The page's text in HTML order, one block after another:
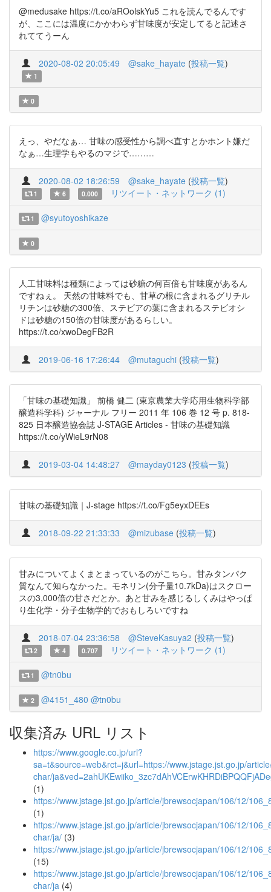
@medusake https://t.co/aROolskYu5 これを読んでるんです
が、ここには温度にかかわらず甘味度が安定してると記述さ
れててうーん
2020-08-02 20:05:49 @sake_hayate (投稿一覧)
1
0
えっ、やだなぁ… 甘味の感受性から調べ直すとかホント嫌だ
なぁ…生理学もやるのマジで………
2020-08-02 18:26:59 @sake_hayate (投稿一覧)
1 6 0.000 リツイート・ネットワーク (1)
1 @syutoyoshikaze
0
人工甘味料は種類によっては砂糖の何百倍も甘味度があるん
ですねぇ。 天然の甘味料でも、甘草の根に含まれるグリチル
リチンは砂糖の300倍、ステビアの葉に含まれるステビオシ
ドは砂糖の150倍の甘味度があるらしい。
https://t.co/xwoDegFB2R
2019-06-16 17:26:44 @mutaguchi (投稿一覧)
「甘味の基礎知識」 前橋 健二 (東京農業大学応用生物科学部
醸造科学科) ジャーナル フリー 2011 年 106 巻 12 号 p. 818-
825 日本醸造協会誌 J-STAGE Articles - 甘味の基礎知識
https://t.co/yWieL9rN08
2019-03-04 14:48:27 @mayday0123 (投稿一覧)
甘味の基礎知識｜J-stage https://t.co/Fg5eyxDEEs
2018-09-22 21:33:33 @mizubase (投稿一覧)
甘みについてよくまとまっているのがこちら。甘みタンパク
質なんて知らなかった。モネリン(分子量10.7kDa)はスクロー
スの3,000倍の甘さだとか。あと甘みを感じるしくみはやっぱ
り生化学・分子生物学的でおもしろいですね
2018-07-04 23:36:58 @SteveKasuya2 (投稿一覧)
2 4 0.707 リツイート・ネットワーク (1)
1 @tn0bu
2 @4151_480 @tn0bu
収集済み URL リスト
https://www.google.co.jp/url?
sa=t&source=web&rct=j&url=https://www.jstage.jst.go.jp/
char/
(1)
https://www.jstage.jst.go.jp/article/jbrewsocjapan/106/12/
(1)
https://www.jstage.jst.go.jp/article/jbrewsocjapan/106/12/
char/ja/ (3)
https://www.jstage.jst.go.jp/article/jbrewsocjapan/106/12/
(15)
https://www.jstage.jst.go.jp/article/jbrewsocjapan/106/12/
char/ja (4)